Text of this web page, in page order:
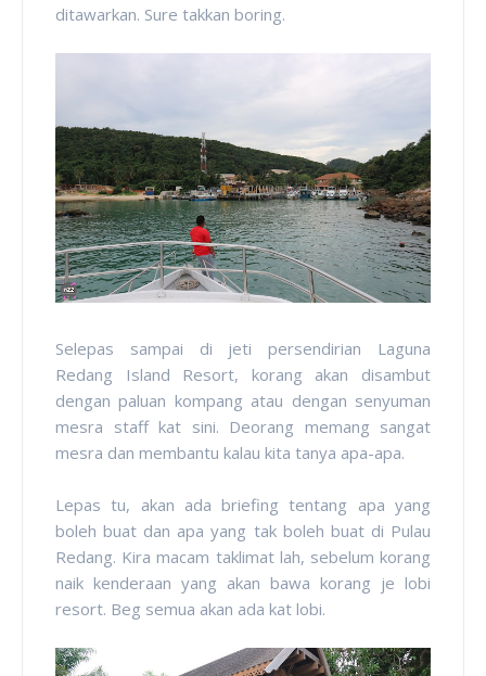
ditawarkan. Sure takkan boring.
Selepas sampai di jeti persendirian Laguna
Redang Island Resort, korang akan disambut
dengan paluan kompang atau dengan senyuman
mesra staff kat sini. Deorang memang sangat
mesra dan membantu kalau kita tanya apa-apa.
Lepas tu, akan ada briefing tentang apa yang
boleh buat dan apa yang tak boleh buat di Pulau
Redang. Kira macam taklimat lah, sebelum korang
naik kenderaan yang akan bawa korang je lobi
resort. Beg semua akan ada kat lobi.